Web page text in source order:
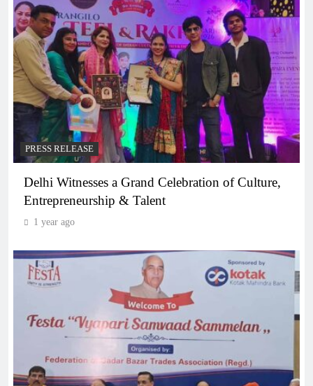
PRESS RELEASE
Delhi Witnesses a Grand Celebration of Culture,
Entrepreneurship & Talent
1 year ago